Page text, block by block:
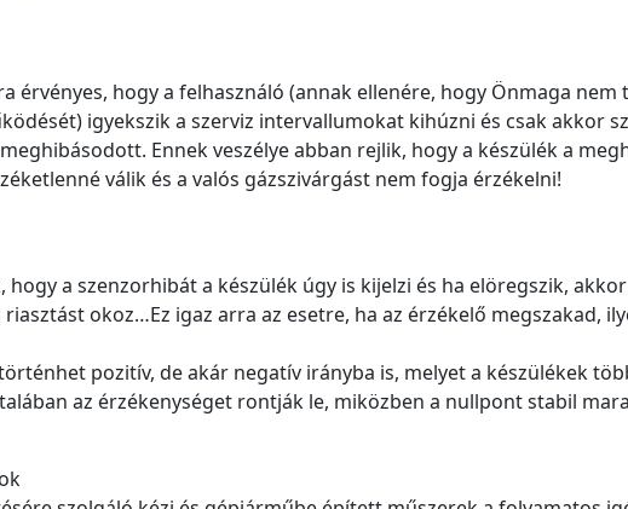
érvényes, hogy a felhasználó (annak ellenére, hogy Önmaga nem
igyekszik a szerviz intervallumokat kihúzni és csak akkor
Ennek veszélye abban rejlik, hogy a készülék a
válik és a valós gázszivárgást nem fogja érzékelni!
hogy a szenzorhibát a készülék úgy is kijelzi és ha elöregszik,
okoz…Ez igaz arra az esetre, ha az érzékelő megszakad,
pozitív, de akár negatív irányba is, melyet a készülékek
az érzékenységet rontják le, miközben a nullpont stabil